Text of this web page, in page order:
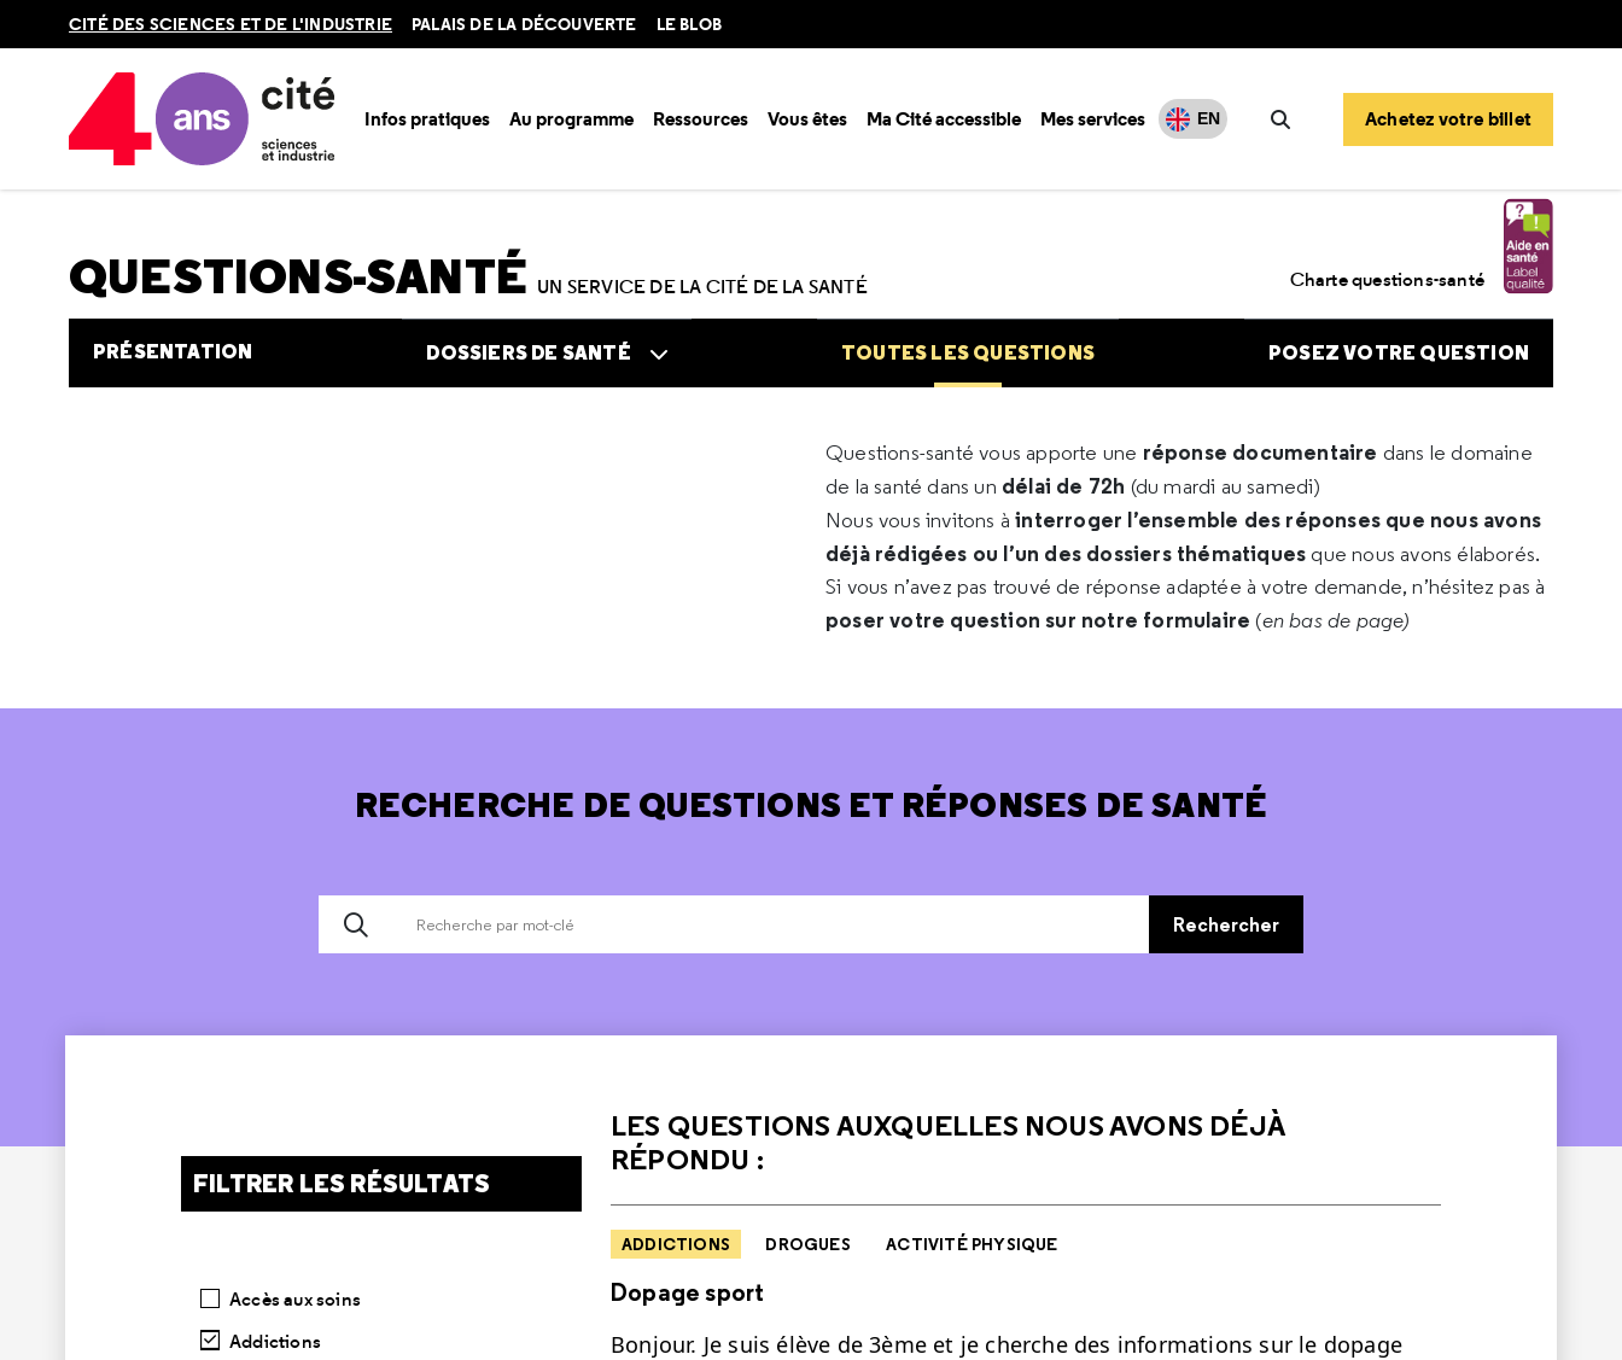
en
CITÉ DES SCIENCES ET DE L'INDUSTRIE PALAIS DE LA DÉCOUVERTE LE BLOB
Infos pratiques Au programme Ressources Vous êtes Ma Cité accessible Mes services EN
Rechercher
Achetez votre billet
Accueil Au programme
QUESTIONS-SANTÉ UN SERVICE DE LA CITÉ DE LA SANTÉ Charte questions-santé
PRÉSENTATION DOSSIERS DE SANTÉ TOUTES LES QUESTIONS POSEZ VOTRE QUESTION
Questions-santé vous apporte une réponse documentaire dans le domaine
de la santé dans un délai de 72h (du mardi au samedi)
Nous vous invitons àinterroger l’ensemble des réponses que nous avons
déjà rédigées ou l’un des dossiers thématiques que nous avons élaborés.
Si vous n’avez pas trouvé de réponse adaptée à votre demande, n’hésitez pas à
poser votre question sur notre formulaire (en bas de page)
RECHERCHE DE QUESTIONS ET RÉPONSES DE SANTÉ
Rechercher
FILTRER LES RÉSULTATS
Accès aux soins
Addictions
LES QUESTIONS AUXQUELLES NOUS AVONS DÉJÀ
RÉPONDU :
ADDICTIONS DROGUES ACTIVITÉ PHYSIQUE
Dopage sport
Bonjour. Je suis élève de 3ème et je cherche des informations sur le dopage